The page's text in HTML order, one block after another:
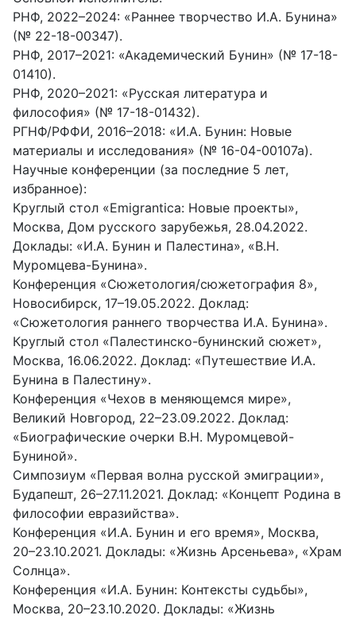
РНФ, 2022–2024: «Раннее творчество И.А. Бунина»
(№ 22-18-00347).
РНФ, 2017–2021: «Академический Бунин» (№ 17-18-
01410).
РНФ, 2020–2021: «Русская литература и
философия» (№ 17-18-01432).
РГНФ/РФФИ, 2016–2018: «И.А. Бунин: Новые
материалы и исследования» (№ 16-04-00107а).
Научные конференции (за последние 5 лет,
избранное):
Круглый стол «Emigrantica: Новые проекты»,
Москва, Дом русского зарубежья, 28.04.2022.
Доклады: «И.А. Бунин и Палестина», «В.Н.
Муромцева-Бунина».
Конференция «Сюжетология/сюжетография 8»,
Новосибирск, 17–19.05.2022. Доклад:
«Сюжетология раннего творчества И.А. Бунина».
Круглый стол «Палестинско-бунинский сюжет»,
Москва, 16.06.2022. Доклад: «Путешествие И.А.
Бунина в Палестину».
Конференция «Чехов в меняющемся мире»,
Великий Новгород, 22–23.09.2022. Доклад:
«Биографические очерки В.Н. Муромцевой-
Буниной».
Симпозиум «Первая волна русской эмиграции»,
Будапешт, 26–27.11.2021. Доклад: «Концепт Родина в
философии евразийства».
Конференция «И.А. Бунин и его время», Москва,
20–23.10.2021. Доклады: «Жизнь Арсеньева», «Храм
Солнца».
Конференция «И.А. Бунин: Контексты судьбы»,
Москва, 20–23.10.2020. Доклады: «Жизнь